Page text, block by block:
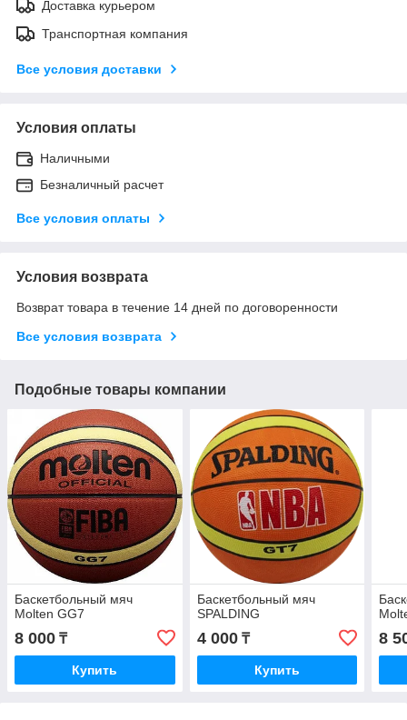
Доставка курьером
Транспортная компания
Все условия доставки
Условия оплаты
Наличными
Безналичный расчет
Все условия оплаты
Условия возврата
Возврат товара в течение 14 дней по договоренности
Все условия возврата
Подобные товары компании
Баскетбольный мяч
Molten GG7
8 000 ₸
Купить
Баскетбольный мяч
SPALDING
4 000₸
Купить
8